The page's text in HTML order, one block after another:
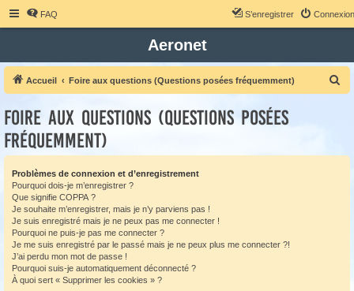
FAQ Connexion
S’enregistrer
Aeronet
Accueil Foire aux questions (Questions posées fréquemment)
e
Foire aux questions (Questions posées
fréquemment)
Problèmes de connexion et d’enregistrement
Pourquoi dois-je m’enregistrer ?
Que signifie COPPA ?
Je souhaite m’enregistrer, mais je n’y parviens pas !
Je suis enregistré mais je ne peux pas me connecter !
Pourquoi ne puis-je pas me connecter ?
Je me suis enregistré par le passé mais je ne peux plus me connecter ?!
J’ai perdu mon mot de passe !
Pourquoi suis-je automatiquement déconnecté ?
À quoi sert « Supprimer les cookies » ?